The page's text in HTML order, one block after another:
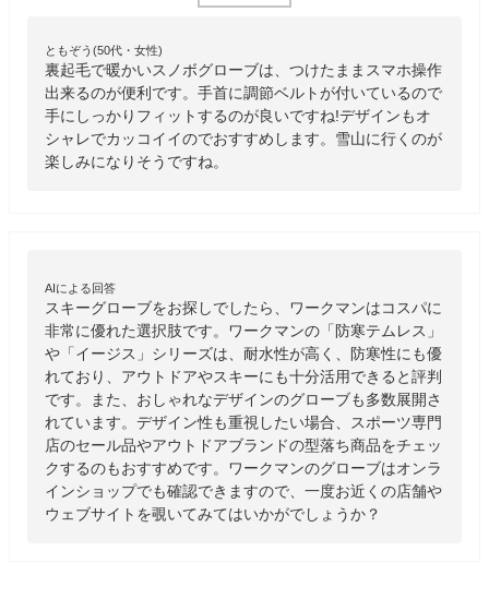
ともぞう(50代・女性)
裏起毛で暖かいスノボグローブは、つけたままスマホ操作
出来るのが便利です。手首に調節ベルトが付いているので
手にしっかりフィットするのが良いですね!デザインもオ
シャレでカッコイイのでおすすめします。雪山に行くのが
楽しみになりそうですね。
AIによる回答
スキーグローブをお探しでしたら、ワークマンはコスパに
非常に優れた選択肢です。ワークマンの「防寒テムレス」
や「イージス」シリーズは、耐水性が高く、防寒性にも優
れており、アウトドアやスキーにも十分活用できると評判
です。また、おしゃれなデザインのグローブも多数展開さ
れています。デザイン性も重視したい場合、スポーツ専門
店のセール品やアウトドアブランドの型落ち商品をチェッ
クするのもおすすめです。ワークマンのグローブはオンラ
インショップでも確認できますので、一度お近くの店舗や
ウェブサイトを覗いてみてはいかがでしょうか？